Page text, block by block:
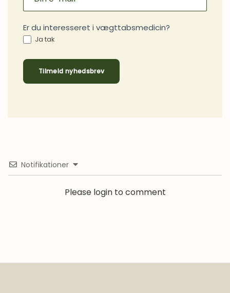
Er du interesseret i vægttabsmedicin?
Ja tak
Tilmeld nyhedsbrev
Notifikationer
Please login to comment